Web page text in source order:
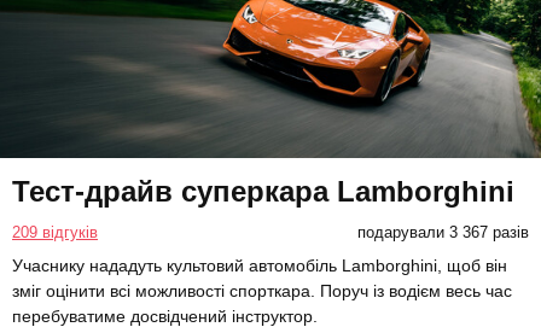
Тест-драйв суперкара Lamborghini
209 відгуків подарували 3 367 разів
Учаснику нададуть культовий автомобіль Lamborghini, щоб він
зміг оцінити всі можливості спорткара. Поруч із водієм весь час
перебуватиме досвідчений інструктор.